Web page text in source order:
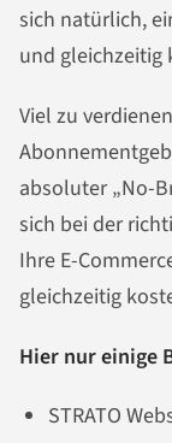
sich natürlich,
und gleichzeitig
Viel zu
absoluter „No-
sich bei der
Ihre E-
gleichzeitig
Hier nur einige
STRATO